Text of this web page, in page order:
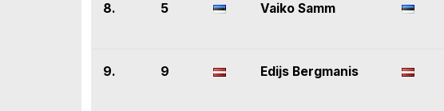
8. 5 Vaiko Samm
9. 9 Edijs Bergmanis